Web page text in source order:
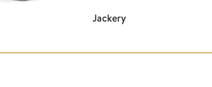
Jackery